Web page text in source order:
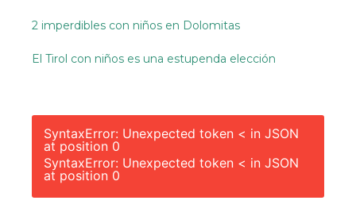
2 imperdibles con niños en Dolomitas
El Tirol con niños es una estupenda elección
SyntaxError: Unexpected token < in JSON
at position 0
SyntaxError: Unexpected token < in JSON
at position 0